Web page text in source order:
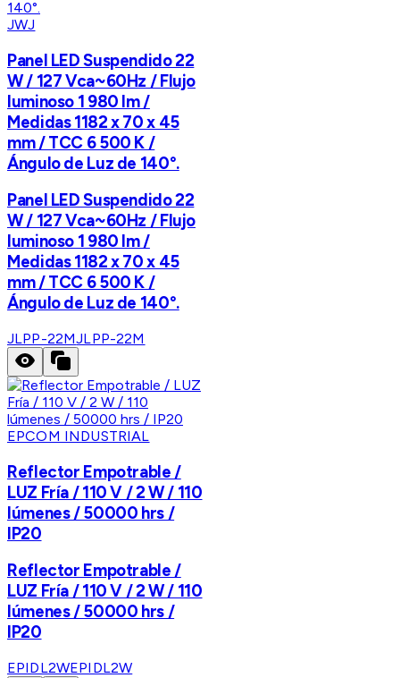
JWJ
Panel LED Suspendido 22
W / 127 Vca~60Hz / Flujo
luminoso 1 980 lm /
Medidas 1182 x 70 x 45
mm / TCC 6 500 K /
Ángulo de Luz de 140°.
Panel LED Suspendido 22
W / 127 Vca~60Hz / Flujo
luminoso 1 980 lm /
Medidas 1182 x 70 x 45
mm / TCC 6 500 K /
Ángulo de Luz de 140°.
JLPP-22MJLPP-22M
EPCOM INDUSTRIAL
Reflector Empotrable /
LUZ Fría / 110 V / 2 W / 110
lúmenes / 50000 hrs /
IP20
Reflector Empotrable /
LUZ Fría / 110 V / 2 W / 110
lúmenes / 50000 hrs /
IP20
EPIDL2WEPIDL2W